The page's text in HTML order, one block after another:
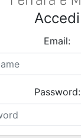
Accedi
Email:
Password: